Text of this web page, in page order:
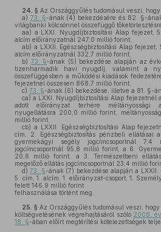
24. § Az Országgyűlés tudomásul veszi, hogy
a) 73. §-ának (4) bekezdésére és 82. §-
világbanki kölcsönnel összefüggő
aa) a LXXI. Nyugdíjbiztosítási Alap fejezet,
alcím előirányzatnál 247,0 millió forint,
ab) a LXXII. Egészségbiztosítási Alap
alcím előirányzatnál 332,7 millió forint,
b) 73. §-ának (5) bekezdése alapján az
tizenharmadik havi nyugdíj, valamint a
összefüggésben a működési kiadások
fejezetnél összesen 868,7 millió forint,
c) 73. §-ának (6) bekezdése, illetve a 81. §-
ca) a LXXI. Nyugdíjbiztosítási Alap fejezetnél
adott előirányzat terhére méltányossági
nyugellátásra 200,0 millió forint,
millió forint,
cb) a LXXII. Egészségbiztosítási Alap
cím, 2. Egészségbiztosítás pénzbeli ellátásai
gyermekágyi segély jogcímcsoportnál
jogcímcsoportnál 95,8 millió forint, a 6.
20,6 millió forint, a 3. Természetbeni
megelőző ellátás jogcímcsoportnál 23,4 millió
d) 73. §-ának (7) bekezdése alapján a LXXII.
5. cím, 1. alcím, 1. előirányzat-csoport, 1.
felett 146,9 millió forint
felhasználása történt meg.
25. § Az Országgyűlés tudomásul veszi,
költségvetésének végrehajtásáról szóló 2008.
18. §-ában előírt megtérítési kötelezettségek